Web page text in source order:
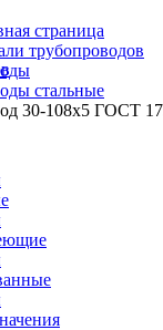
страница
трубопроводов
стальные
30-108x5 ГОСТ